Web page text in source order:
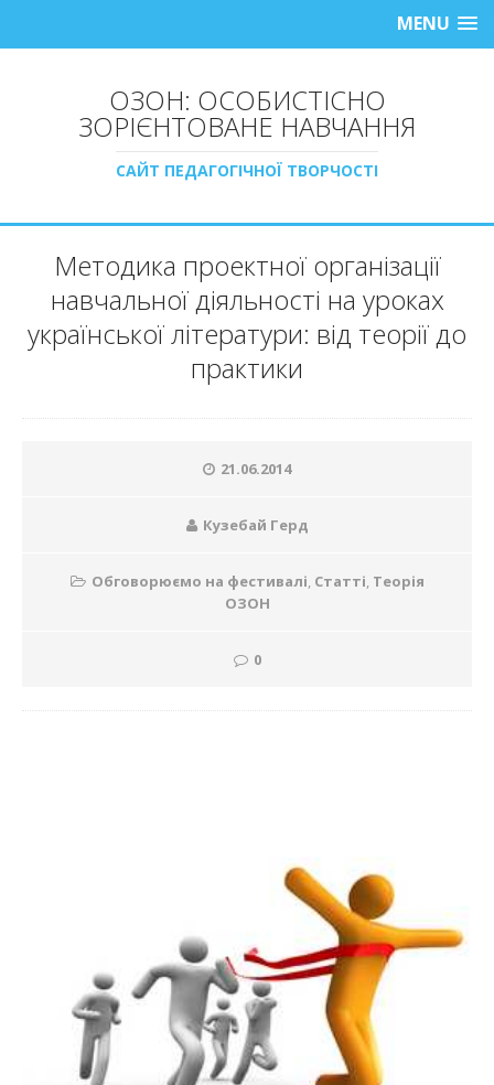
MENU
ОЗОН: ОСОБИСТІСНО
ЗОРІЄНТОВАНЕ НАВЧАННЯ
САЙТ ПЕДАГОГІЧНОЇ ТВОРЧОСТІ
Методика проектної організації
навчальної діяльності на уроках
української літератури: від теорії до
практики
21.06.2014
Кузебай Герд
Обговорюємо на фестивалі, Статті, Теорія
ОЗОН
0